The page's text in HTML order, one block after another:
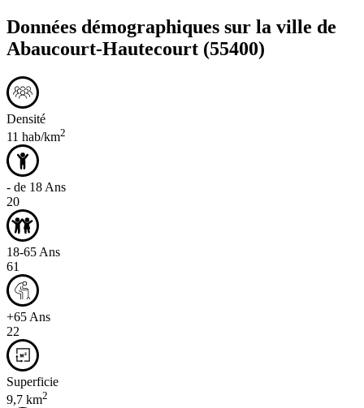
Données démographiques sur la ville de
Abaucourt-Hautecourt (55400)
Densité
11 hab/km2
- de 18 Ans
20
18-65 Ans
61
+65 Ans
22
Superficie
9,7 km2